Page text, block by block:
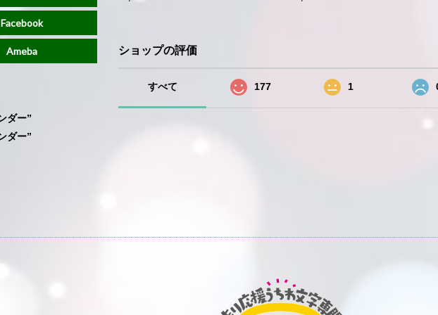
ショップの評価
すべて 177 1
Facebook
Ameba